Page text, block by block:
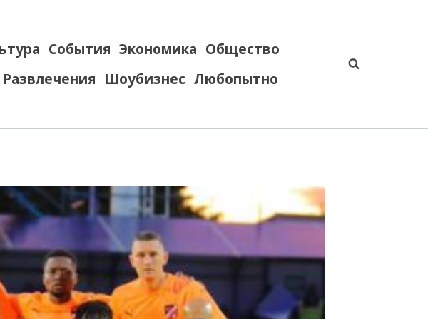
События Экономика Общество
Развлечения Шоубизнес Любопытно